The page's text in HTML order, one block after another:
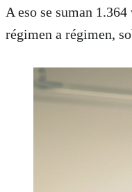
A eso se suman
régimen a régimen,